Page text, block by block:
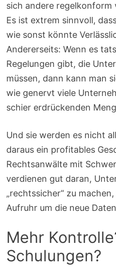
sich andere regelkonform
Es ist extrem sinnvoll,
wie sonst könnte
Andererseits: Wenn es
Regelungen gibt, die
müssen, dann kann man
wie genervt viele
schier erdrückenden
Und sie werden es nicht
daraus ein profitables
Rechtsanwälte mit
verdienen gut daran,
„rechtssicher“ zu
Aufruhr um die neue
Mehr
Schulungen?